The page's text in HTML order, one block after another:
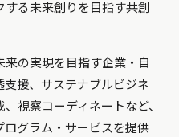
る未来創りを目指す共創
の実現を目指す企業・自
援、サステナブルビジネ
視察コーディネートなど、
グラム・サービスを提供